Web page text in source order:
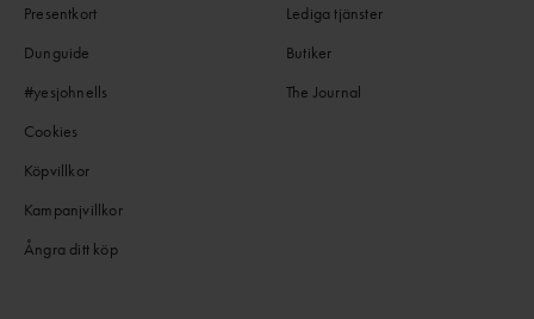
Presentkort
Dunguide
#yesjohnells
Cookies
Köpvillkor
Kampanjvillkor
Ångra ditt köp
Lediga tjänster
Butiker
The Journal